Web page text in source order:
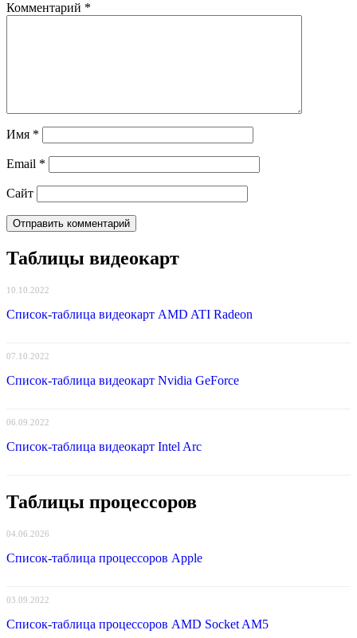
Комментарий *
Имя *
Email *
Сайт
Таблицы видеокарт
10.10.2022
Список-таблица видеокарт AMD ATI Radeon
07.10.2022
Список-таблица видеокарт Nvidia GeForce
06.09.2022
Список-таблица видеокарт Intel Arc
Таблицы процессоров
04.06.2026
Список-таблица процессоров Apple
03.09.2022
Список-таблица процессоров AMD Socket AM5